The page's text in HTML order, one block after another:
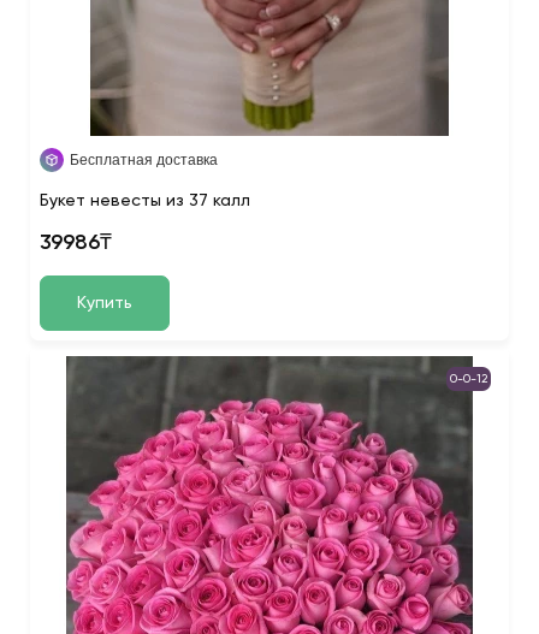
Бесплатная доставка
Букет невесты из 37 калл
39986₸
Купить
0-0-12